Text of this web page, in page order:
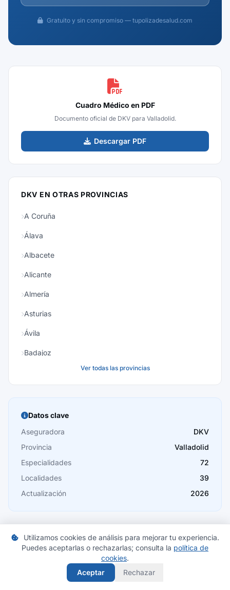
Gratuito y sin compromiso — tupolizadesalud.com
Cuadro Médico en PDF
Documento oficial de DKV para Valladolid.
Descargar PDF
DKV EN OTRAS PROVINCIAS
A Coruña
Álava
Albacete
Alicante
Almería
Asturias
Ávila
Badajoz
Burgos
Cáceres
Cádiz
Cantabria
Castellón
Córdoba
Ver todas las provincias
Datos clave
Aseguradora
DKV
Provincia
Valladolid
Especialidades
72
Localidades
39
Actualización
2026
Compara seguros en Valladolid
Encuentra las mejores ofertas de seguros de salud en tu
Utilizamos cookies de análisis para mejorar tu experiencia.
Puedes aceptarlas o rechazarlas; consulta la política de
cookies.
Aceptar
Rechazar